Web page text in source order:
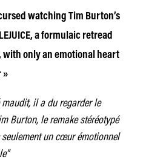
watching Tim Burton’s
a formulaic retread
only an emotional heart
»
il a du regarder le
Burton, le remake stéréotypé
seulement un cœur émotionnel